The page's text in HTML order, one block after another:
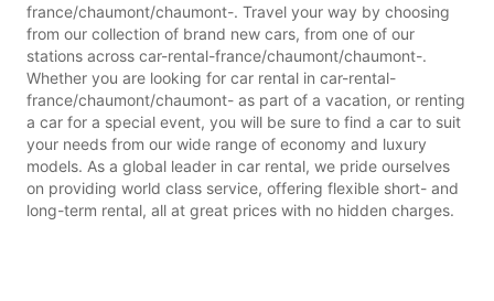
france/chaumont/chaumont-. Travel your way by choosing
from our collection of brand new cars, from one of our
stations across car-rental-france/chaumont/chaumont-.
Whether you are looking for car rental in car-rental-
france/chaumont/chaumont- as part of a vacation, or renting
a car for a special event, you will be sure to find a car to suit
your needs from our wide range of economy and luxury
models. As a global leader in car rental, we pride ourselves
on providing world class service, offering flexible short- and
long-term rental, all at great prices with no hidden charges.